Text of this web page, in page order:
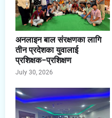
अनलाइन बाल संरक्षणका लागि
तीन प्रदेशका युवालाई
प्रशिक्षक–प्रशिक्षण
July 30, 2026